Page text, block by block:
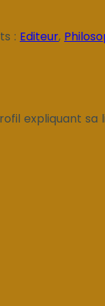
: Editeur,
expliquant sa